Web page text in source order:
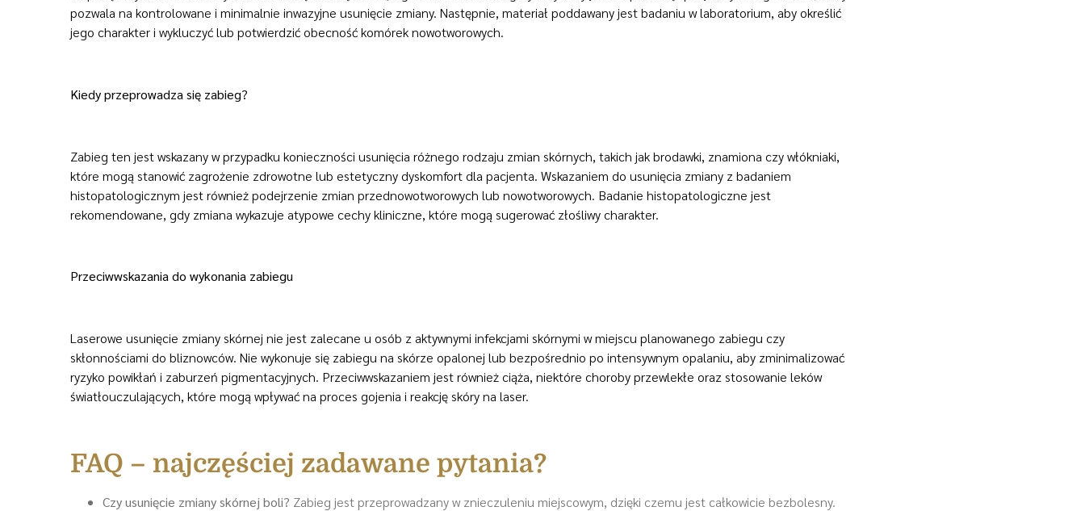
pozwala na kontrolowane i minimalnie inwazyjne usunięcie zmiany. Następnie, materiał poddawany jest badaniu w laboratorium, aby określić
jego charakter i wykluczyć lub potwierdzić obecność komórek nowotworowych.
Kiedy przeprowadza się zabieg?
Zabieg ten jest wskazany w przypadku konieczności usunięcia różnego rodzaju zmian skórnych, takich jak brodawki, znamiona czy włókniaki,
które mogą stanowić zagrożenie zdrowotne lub estetyczny dyskomfort dla pacjenta. Wskazaniem do usunięcia zmiany z badaniem
histopatologicznym jest również podejrzenie zmian przednowotworowych lub nowotworowych. Badanie histopatologiczne jest
rekomendowane, gdy zmiana wykazuje atypowe cechy kliniczne, które mogą sugerować złośliwy charakter.
Przeciwwskazania do wykonania zabiegu
Laserowe usunięcie zmiany skórnej nie jest zalecane u osób z aktywnymi infekcjami skórnymi w miejscu planowanego zabiegu czy
skłonnościami do bliznowców. Nie wykonuje się zabiegu na skórze opalonej lub bezpośrednio po intensywnym opalaniu, aby zminimalizować
ryzyko powikłań i zaburzeń pigmentacyjnych. Przeciwwskazaniem jest również ciąża, niektóre choroby przewlekłe oraz stosowanie leków
światłouczulających, które mogą wpływać na proces gojenia i reakcję skóry na laser.
FAQ – najczęściej zadawane pytania?
Czy usunięcie zmiany skórnej boli? Zabieg jest przeprowadzany w znieczuleniu miejscowym, dzięki czemu jest całkowicie bezbolesny.